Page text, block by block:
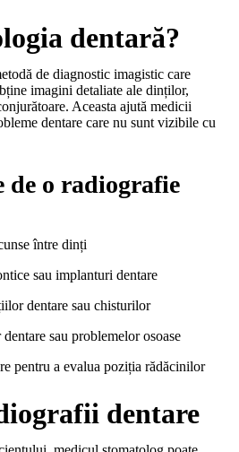
dentară?
de diagnostic imagistic care
imagini detaliate ale dinților,
Aceasta ajută medicii
dentare care nu sunt vizibile cu
de o radiografie
între dinți
sau implanturi dentare
dentare sau chisturilor
sau problemelor osoase
pentru a evalua poziția rădăcinilor
dentare